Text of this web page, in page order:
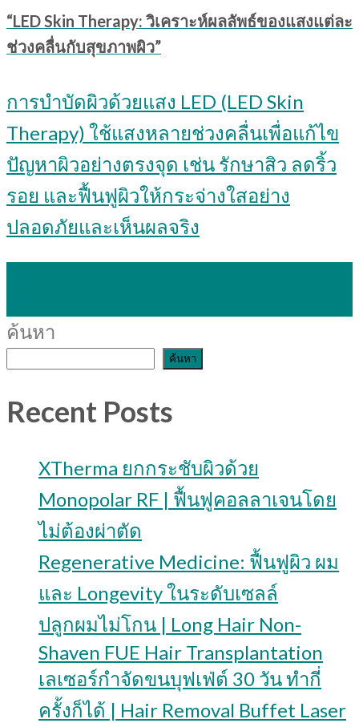
“LED Skin Therapy: วิเคราะห์ผลลัพธ์ของแสงแต่ละ
ช่วงคลื่นกับสุขภาพผิว”
การบำบัดผิวด้วยแสง LED (LED Skin
Therapy) ใช้แสงหลายช่วงคลื่นเพื่อแก้ไข
ปัญหาผิวอย่างตรงจุด เช่น รักษาสิว ลดริ้ว
รอย และฟื้นฟูผิวให้กระจ่างใสอย่าง
ปลอดภัยและเห็นผลจริง
ค้นหา
ค้นหา
Recent Posts
XTherma ยกกระชับผิวด้วย
Monopolar RF | ฟื้นฟูคอลลาเจนโดย
ไม่ต้องผ่าตัด
Regenerative Medicine: ฟื้นฟูผิว ผม
และ Longevity ในระดับเซลล์
ปลูกผมไม่โกน | Long Hair Non-
Shaven FUE Hair Transplantation
เลเซอร์กำจัดขนบุฟเฟ่ต์ 30 วัน ทำกี่
ครั้งก็ได้ | Hair Removal Buffet Laser